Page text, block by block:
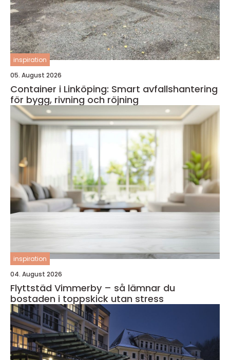
inspiration
05. August 2026
Container i Linköping: Smart avfallshantering
för bygg, rivning och röjning
inspiration
04. August 2026
Flyttstäd Vimmerby – så lämnar du
bostaden i toppskick utan stress